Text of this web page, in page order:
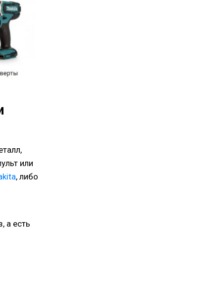
или
, либо
а есть